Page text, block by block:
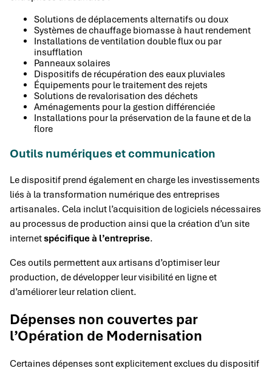
Solutions de déplacements alternatifs ou doux
Systèmes de chauffage biomasse à haut rendement
Installations de ventilation double flux ou par
insufflation
Panneaux solaires
Dispositifs de récupération des eaux pluviales
Équipements pour le traitement des rejets
Solutions de revalorisation des déchets
Aménagements pour la gestion différenciée
Installations pour la préservation de la faune et de la
flore
Outils numériques et communication
Le dispositif prend également en charge les investissements
liés à la transformation numérique des entreprises
artisanales. Cela inclut l’acquisition de logiciels nécessaires
au processus de production ainsi que la création d’un site
internetspécifique à l’entreprise.
Ces outils permettent aux artisans d’optimiser leur
production, de développer leur visibilité en ligne et
d’améliorer leur relation client.
Dépenses non couvertes par
l’Opération de Modernisation
Certaines dépenses sont explicitement exclues du dispositif